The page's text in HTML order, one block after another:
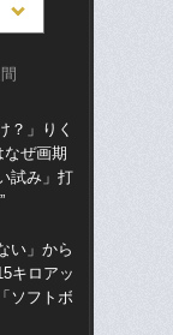
？」りく
なぜ画期
試み」打
い」から
キロアッ
ソフトボ